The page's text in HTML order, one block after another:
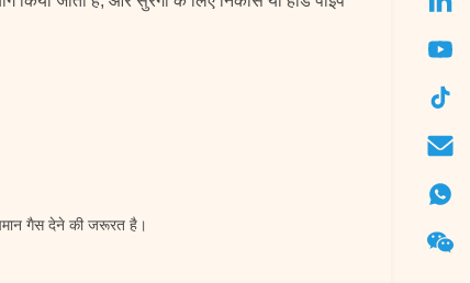
गैस देने की जरूरत है।